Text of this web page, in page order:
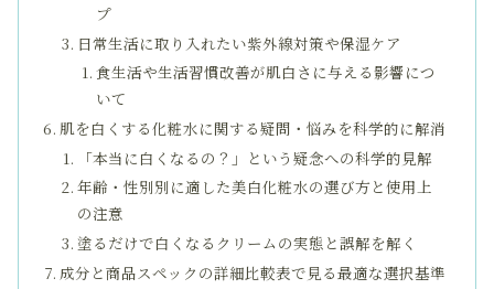
プ
日常生活に取り入れたい紫外線対策や保湿ケア
食生活や生活習慣改善が肌白さに与える影響につ
いて
肌を白くする化粧水に関する疑問・悩みを科学的に解消
「本当に白くなるの？」という疑念への科学的見解
年齢・性別別に適した美白化粧水の選び方と使用上
の注意
塗るだけで白くなるクリームの実態と誤解を解く
成分と商品スペックの詳細比較表で見る最適な選択基準